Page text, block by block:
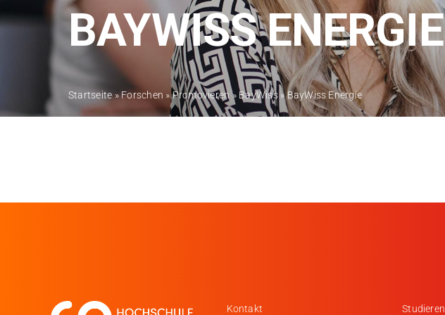
BAYWISS ENERGIE
Startseite»Forschen »Promovieren » BayWiss»BayWiss Energie
Kontakt Studieren